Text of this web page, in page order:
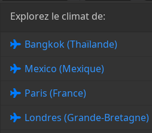
Explorez le climat de:
Bangkok (Thaïlande)
Mexico (Mexique)
Paris (France)
Londres (Grande-Bretagne)